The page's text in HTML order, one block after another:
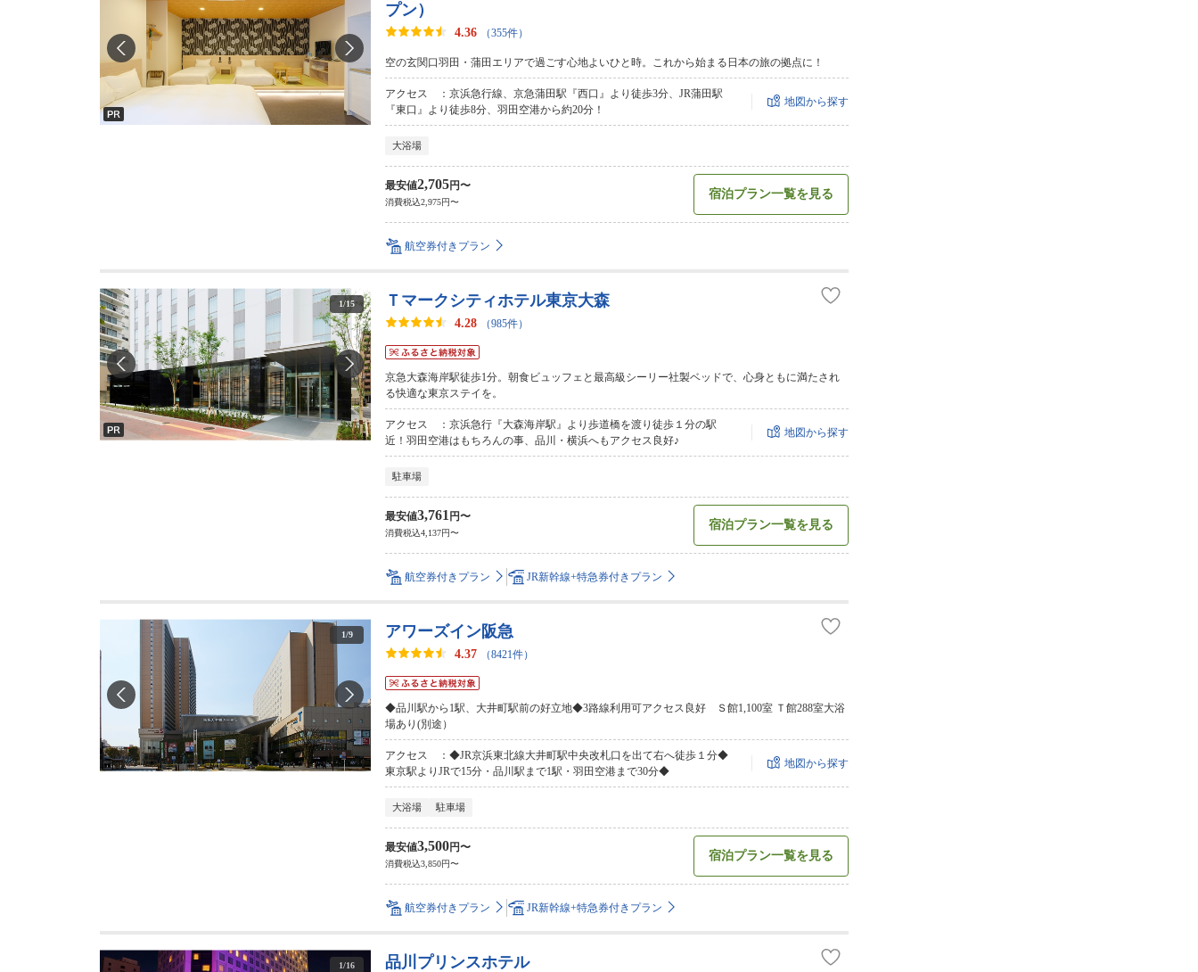
プン）
4.36 （355件）
空の玄関口羽田・蒲田エリアで過ごす心地よいひと時。これから始まる日本の旅の拠点に！
アクセス ：京浜急行線、京急蒲田駅『西口』より徒歩3分、JR蒲田駅
『東口』より徒歩8分、羽田空港から約20分！
地図から探す
大浴場
最安値2,705円〜
消費税込2,975円〜
宿泊プラン一覧を見る
航空券付きプラン
1/15 Ｔマークシティホテル東京大森
4.28 （985件）
京急大森海岸駅徒歩1分。朝食ビュッフェと最高級シーリー社製ベッドで、心身ともに満たされ
る快適な東京ステイを。
アクセス ：京浜急行『大森海岸駅』より歩道橋を渡り徒歩１分の駅
近！羽田空港はもちろんの事、品川・横浜へもアクセス良好♪
地図から探す
駐車場
最安値3,761 円〜
消費税込4,137円〜
宿泊プラン一覧を見る
航空券付きプラン JR新幹線+特急券付きプラン
1/9 アワーズイン阪急
4.37 （8421件）
◆品川駅から1駅、大井町駅前の好立地◆3路線利用可アクセス良好 Ｓ館1,100室 Ｔ館288室大浴
場あり(別途）
アクセス ：◆JR京浜東北線大井町駅中央改札口を出て右へ徒歩１分◆
東京駅よりJRで15分・品川駅まで1駅・羽田空港まで30分◆
地図から探す
大浴場 駐車場
最安値3,500円〜
消費税込3,850円〜
宿泊プラン一覧を見る
航空券付きプラン JR新幹線+特急券付きプラン
1/16 品川プリンスホテル